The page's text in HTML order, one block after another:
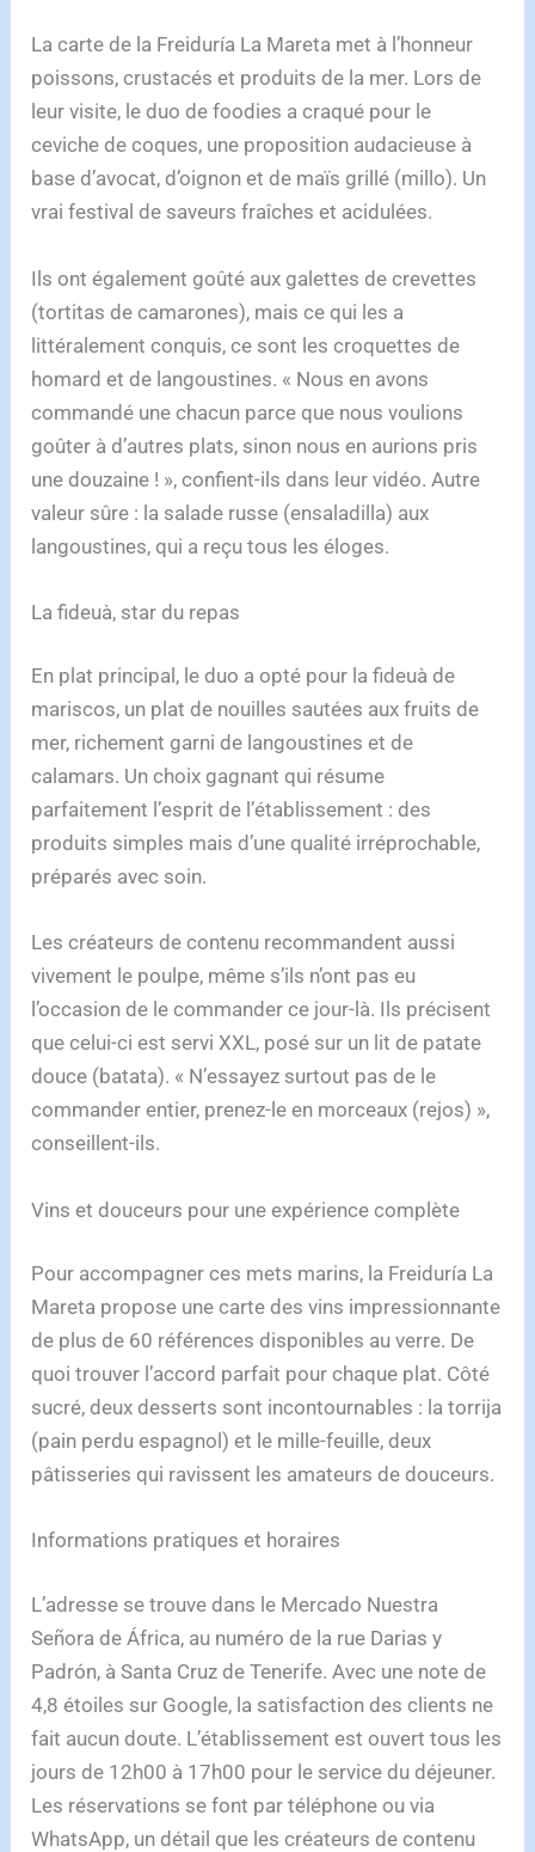
La carte de la Freiduría La Mareta met à l’honneur
poissons, crustacés et produits de la mer. Lors de
leur visite, le duo de foodies a craqué pour le
ceviche de coques, une proposition audacieuse à
base d’avocat, d’oignon et de maïs grillé (millo). Un
vrai festival de saveurs fraîches et acidulées.
Ils ont également goûté aux galettes de crevettes
(tortitas de camarones), mais ce qui les a
littéralement conquis, ce sont les croquettes de
homard et de langoustines. « Nous en avons
commandé une chacun parce que nous voulions
goûter à d’autres plats, sinon nous en aurions pris
une douzaine ! », confient-ils dans leur vidéo. Autre
valeur sûre : la salade russe (ensaladilla) aux
langoustines, qui a reçu tous les éloges.
La fideuà, star du repas
En plat principal, le duo a opté pour la fideuà de
mariscos, un plat de nouilles sautées aux fruits de
mer, richement garni de langoustines et de
calamars. Un choix gagnant qui résume
parfaitement l’esprit de l’établissement : des
produits simples mais d’une qualité irréprochable,
préparés avec soin.
Les créateurs de contenu recommandent aussi
vivement le poulpe, même s’ils n’ont pas eu
l’occasion de le commander ce jour-là. Ils précisent
que celui-ci est servi XXL, posé sur un lit de patate
douce (batata). « N’essayez surtout pas de le
commander entier, prenez-le en morceaux (rejos) »,
conseillent-ils.
Vins et douceurs pour une expérience complète
Pour accompagner ces mets marins, la Freiduría La
Mareta propose une carte des vins impressionnante
de plus de 60 références disponibles au verre. De
quoi trouver l’accord parfait pour chaque plat. Côté
sucré, deux desserts sont incontournables : la torrija
(pain perdu espagnol) et le mille-feuille, deux
pâtisseries qui ravissent les amateurs de douceurs.
Informations pratiques et horaires
L’adresse se trouve dans le Mercado Nuestra
Señora de África, au numéro de la rue Darias y
Padrón, à Santa Cruz de Tenerife. Avec une note de
4,8 étoiles sur Google, la satisfaction des clients ne
fait aucun doute. L’établissement est ouvert tous les
jours de 12h00 à 17h00 pour le service du déjeuner.
Les réservations se font par téléphone ou via
WhatsApp, un détail que les créateurs de contenu